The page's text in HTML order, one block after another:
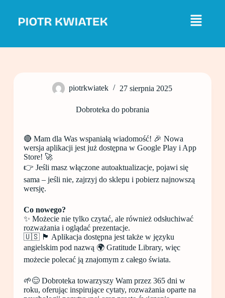
j
piotrkwiatek 27 sierpnia 2025
Dobroteka do pobrania
🔴 Mam dla Was wspaniałą wiadomość! 🎉 Nowa
wersja aplikacji jest już dostępna w Google Play i App
Store! 🚀
👉 Jeśli masz włączone autoaktualizacje, pojawi się
sama – jeśli nie, zajrzyj do sklepu i pobierz najnowszą
wersję.
Co nowego?
✨ Możecie nie tylko czytać, ale również odsłuchiwać
rozważania i oglądać prezentacje.
🇺🇸 🏴󠁧󠁢󠁥󠁮󠁧󠁿 Aplikacja dostępna jest także w języku
angielskim pod nazwą 🌍 Gratitude Library, więc
możecie polecać ją znajomym z całego świata.
🌱😊 Dobroteka towarzyszy Wam przez 365 dni w
roku, oferując inspirujące cytaty, rozważania oparte na